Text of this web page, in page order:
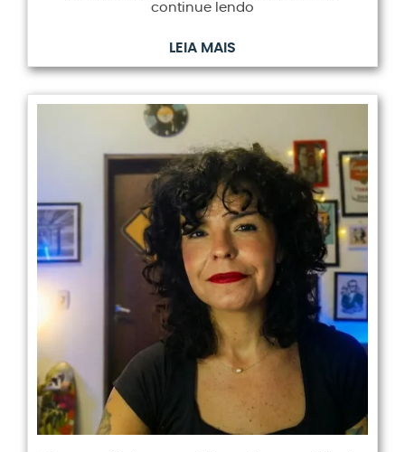
continue lendo
LEIA MAIS